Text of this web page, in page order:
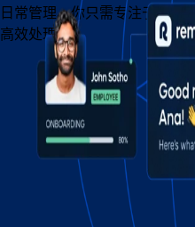
日常管理。你只需专注于甄选
高效处理。